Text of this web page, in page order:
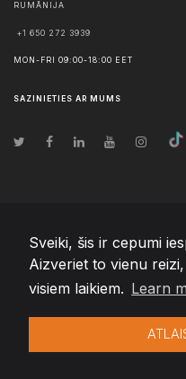
Sveiki, šis ir cepumi
Aizveriet to vienu
visiem laikiem. Learn
RUMĀNIJA
+1 650 272 3939
MON-FRI 09:00-18:00 EET
SAZINIETIES AR MUMS
© Autortiesības2026 Team
Changelog● Izmantojot šo vietni,